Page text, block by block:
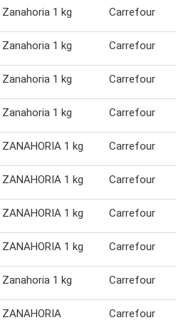
Zanahoria 1 kg Carrefour
Zanahoria 1 kg Carrefour
Zanahoria 1 kg Carrefour
Zanahoria 1 kg Carrefour
ZANAHORIA 1 kg Carrefour
ZANAHORIA 1 kg Carrefour
ZANAHORIA 1 kg Carrefour
ZANAHORIA 1 kg Carrefour
Zanahoria 1 kg Carrefour
ZANAHORIA Carrefour